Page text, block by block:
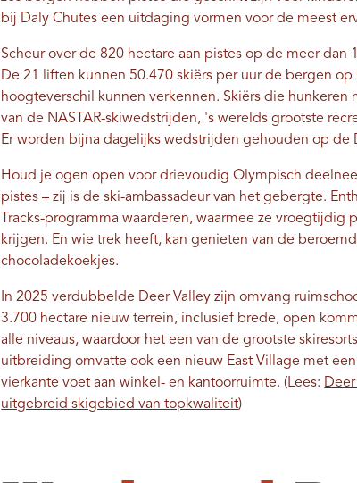
bij Daly Chutes een uitdaging vormen voor de meest
Scheur over de 820 hectare aan pistes op de meer dan
De 21 liften kunnen 50.470 skiërs per uur de bergen
hoogteverschil kunnen verkennen. Skiërs die hunkeren
van de NASTAR-skiwedstrijden, 's werelds grootste
Er worden bijna dagelijks wedstrijden gehouden op de
Houd je ogen open voor drievoudig Olympisch
pistes – zij is de ski-ambassadeur van het gebergte.
Tracks-programma waarderen, waarmee ze
krijgen. En wie trek heeft, kan genieten van de
chocoladekoekjes.
In 2025 verdubbelde Deer Valley zijn omvang
3.700 hectare nieuw terrein, inclusief brede, open
alle niveaus, waardoor het een van de grootste
uitbreiding omvatte ook een nieuw East Village met
vierkante voet aan winkel- en kantoorruimte. (Lees:
uitgebreid skigebied van topkwaliteit)